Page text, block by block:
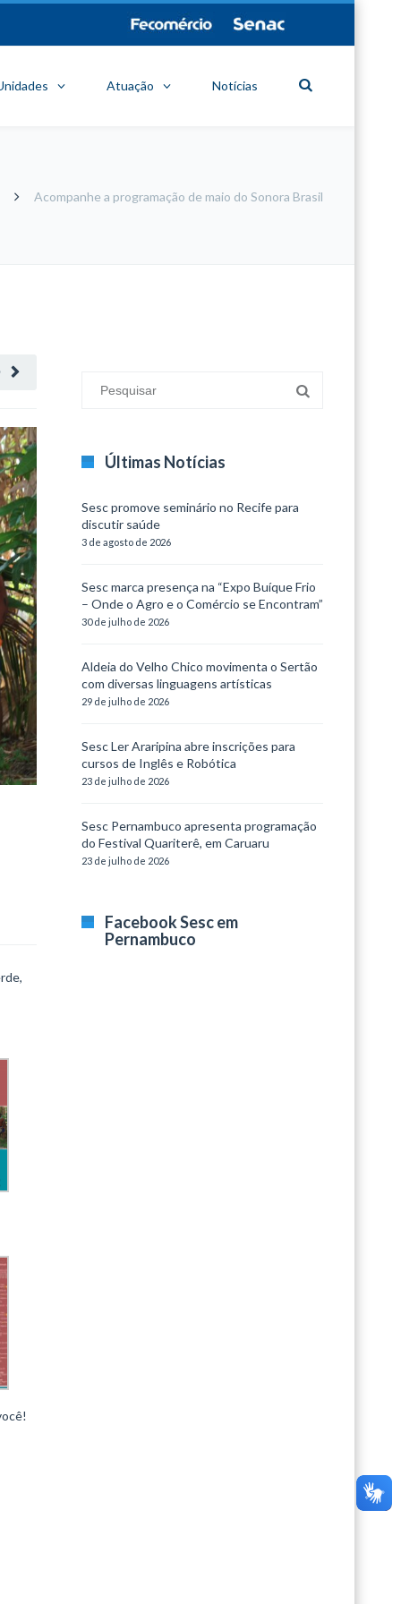
Atuação Notícias
Acompanhe a programação de maio do Sonora Brasil
Últimas Notícias
Sesc promove seminário no Recife para
discutir saúde
3 de agosto de 2026
Sesc marca presença na “Expo Buíque Frio
– Onde o Agro e o Comércio se Encontram”
30 de julho de 2026
Aldeia do Velho Chico movimenta o Sertão
com diversas linguagens artísticas
29 de julho de 2026
Sesc Ler Araripina abre inscrições para
cursos de Inglês e Robótica
23 de julho de 2026
Sesc Pernambuco apresenta programação
do Festival Quariterê, em Caruaru
23 de julho de 2026
Facebook Sesc em
Pernambuco